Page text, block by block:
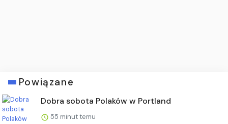
Powiązane
Dobra sobota Polaków w Portland
55 minut temu